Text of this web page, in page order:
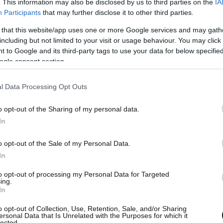
This information may also be disclosed by us to third parties on the
Participants that may further disclose it to other third parties.
that this website/app uses one or more Google services and may
but not limited to your visit or usage behaviour. You may
to Google and its third-party tags to use your data for below
consent section.
Data Processing Opt Outs
opt-out of the Sharing of my personal data.
opt-out of the Sale of my Personal Data.
opt-out of processing my Personal Data for Targeted
opt-out of Collection, Use, Retention, Sale, and/or Sharing
Data that Is Unrelated with the Purposes for which it
θα ανεβαίνει σταδιακά στην
(Ο Μεγάλος Ερωτικός, Πέτρινα Χρόνια, Όλα
Σημείωμα) να είναι διαθέσιμες από τις 16
συνεργασία, το Cinobo διοργανώνει ένα
με τέσσερις εμβληματικές ταινίες του
σε 4k, από τις
θα είναι εκεί για να προλογίσει τις
και συνεργάτες του, φωτίζοντας τα
την ιστορία του ελληνικού σινεμά και